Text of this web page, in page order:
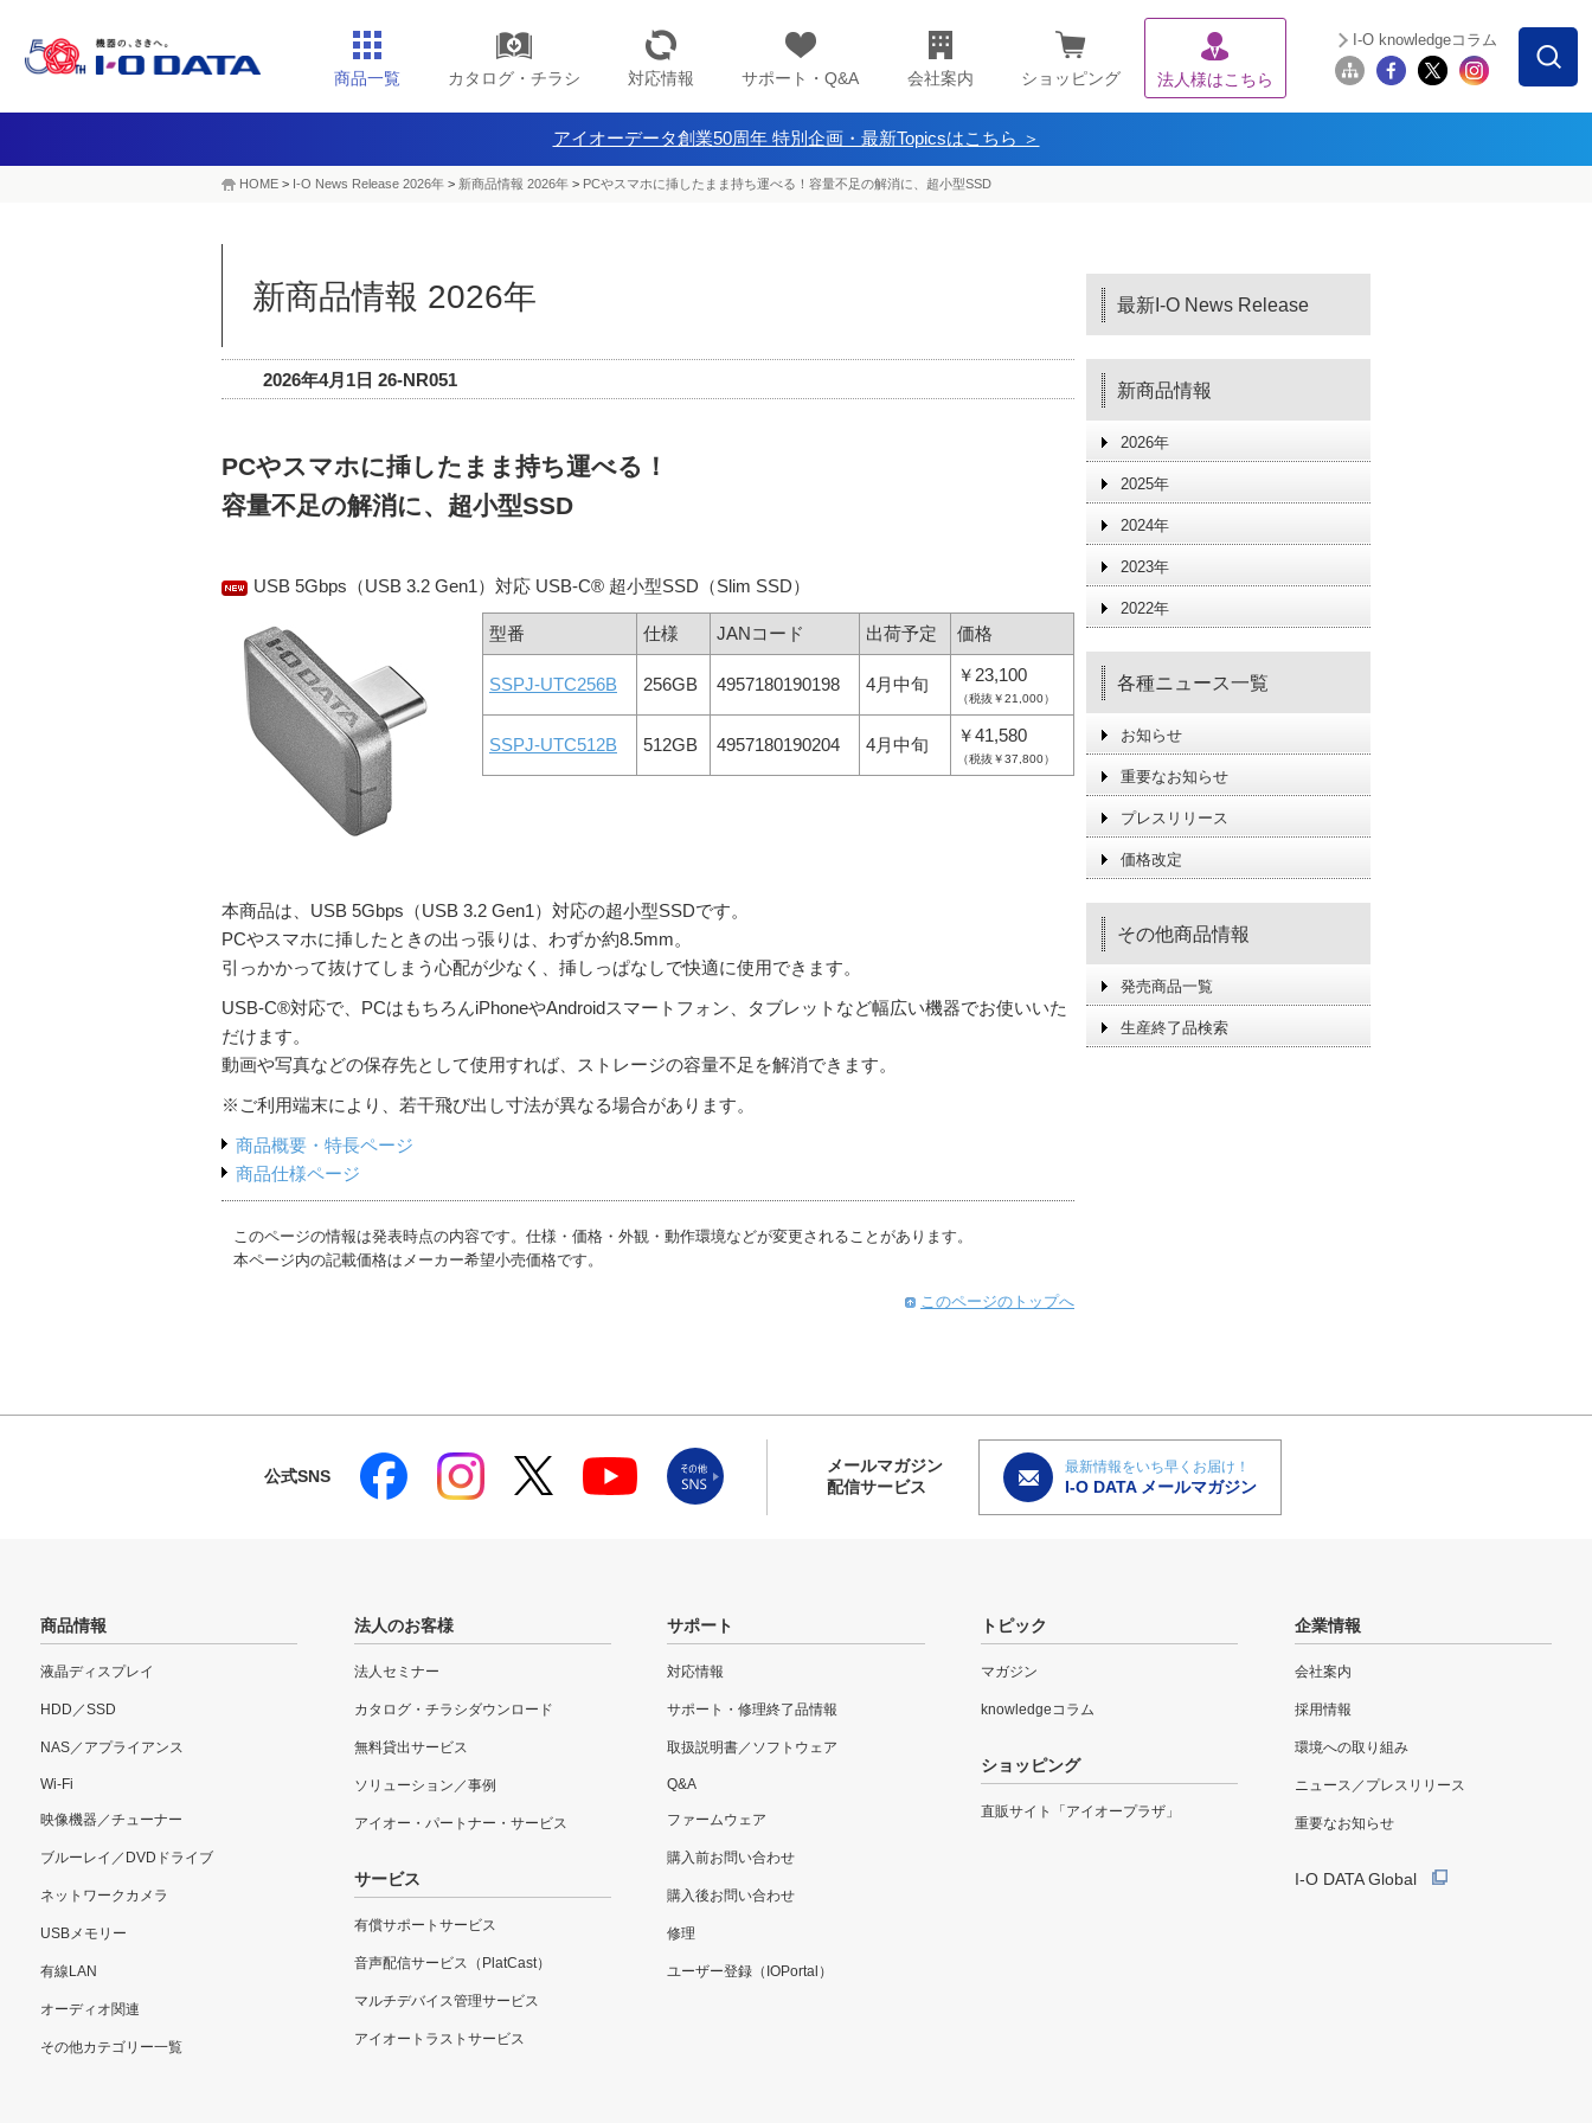
商品一覧 カタログ・チラシ 対応情報 サポート・Q&A 会社案内 ショッピング 法人様はこちら
I-O knowledgeコラム
アイオーデータ創業50周年 特別企画・最新Topicsはこちら ＞
HOME > I-O News Release 2026年 > 新商品情報 2026年 > PCやスマホに挿したまま持ち運べる！容量不足の解消に、超小型SSD
新商品情報 2026年
2026年4月1日 26-NR051
PCやスマホに挿したまま持ち運べる！
容量不足の解消に、超小型SSD
USB 5Gbps（USB 3.2 Gen1）対応 USB-C® 超小型SSD（Slim SSD）
型番 仕様 JANコード 出荷予定 価格
SSPJ-UTC256B 256GB 4957180190198 4月中旬 ￥23,100
（税抜￥21,000）
SSPJ-UTC512B 512GB 4957180190204 4月中旬 ￥41,580
（税抜￥37,800）
本商品は、USB 5Gbps（USB 3.2 Gen1）対応の超小型SSDです。
PCやスマホに挿したときの出っ張りは、わずか約8.5mm。
引っかかって抜けてしまう心配が少なく、挿しっぱなしで快適に使用できます。
USB-C®対応で、PCはもちろんiPhoneやAndroidスマートフォン、タブレットなど幅広い機器でお使いいた
だけます。
動画や写真などの保存先として使用すれば、ストレージの容量不足を解消できます。
※ご利用端末により、若干飛び出し寸法が異なる場合があります。
商品概要・特長ページ
商品仕様ページ
このページの情報は発表時点の内容です。仕様・価格・外観・動作環境などが変更されることがあります。
本ページ内の記載価格はメーカー希望小売価格です。
このページのトップへ
最新I-O News Release
新商品情報
2026年
2025年
2024年
2023年
2022年
各種ニュース一覧
お知らせ
重要なお知らせ
プレスリリース
価格改定
その他商品情報
発売商品一覧
生産終了品検索
公式SNS
メールマガジン
配信サービス
最新情報をいち早くお届け！
I-O DATA メールマガジン
商品情報
液晶ディスプレイ
HDD／SSD
NAS／アプライアンス
Wi-Fi
映像機器／チューナー
ブルーレイ／DVDドライブ
ネットワークカメラ
USBメモリー
有線LAN
オーディオ関連
その他カテゴリー一覧
法人のお客様
法人セミナー
カタログ・チラシダウンロード
無料貸出サービス
ソリューション／事例
アイオー・パートナー・サービス
サービス
有償サポートサービス
音声配信サービス（PlatCast）
マルチデバイス管理サービス
アイオートラストサービス
サポート
対応情報
サポート・修理終了品情報
取扱説明書／ソフトウェア
Q&A
ファームウェア
購入前お問い合わせ
購入後お問い合わせ
修理
ユーザー登録（IOPortal）
トピック
マガジン
knowledgeコラム
ショッピング
直販サイト「アイオープラザ」
企業情報
会社案内
採用情報
環境への取り組み
ニュース／プレスリリース
重要なお知らせ
I-O DATA Global